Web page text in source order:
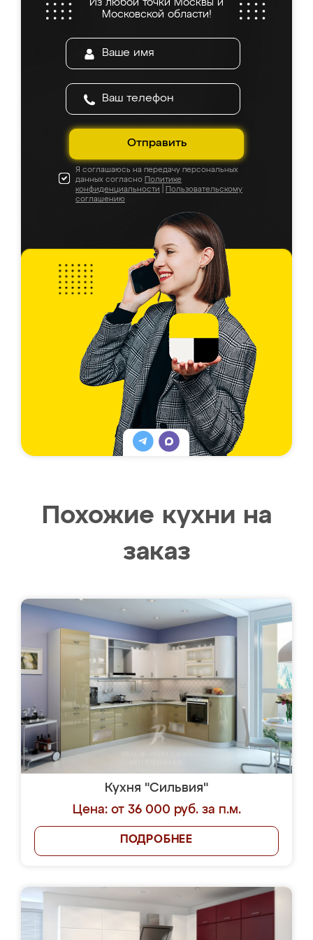
Из любой точки Москвы и
Московской области!
Отправить
Я соглашаюсь на передачу персональных
данных согласно Политике
конфиденциальности
Пользовательскому
соглашению
Похожие кухни на
заказ
Кухня "Сильвия"
Цена: от 36 000 руб. за п.м.
ПОДРОБНЕЕ